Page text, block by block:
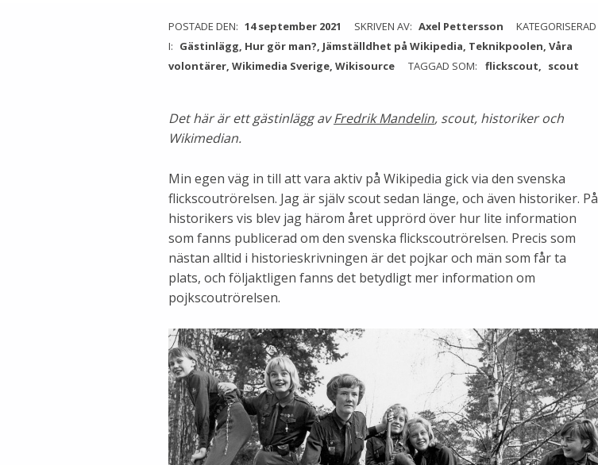
POSTADE DEN: 14 september 2021 SKRIVEN AV: Axel Pettersson
KATEGORISERAD
I: Gästinlägg, Hur gör man?, Jämställdhet på Wikipedia, Teknikpoolen, Våra
volontärer, Wikimedia Sverige, Wikisource TAGGAD SOM: flickscout scout
Det här är ett gästinlägg avFredrik Mandelin, scout, historiker och
Wikimedian.
Min egen väg in till att vara aktiv på Wikipedia gick via den svenska
flickscoutrörelsen. Jag är själv scout sedan länge, och även historiker. På
historikers vis blev jag härom året upprörd över hur lite information
som fanns publicerad om den svenska flickscoutrörelsen. Precis som
nästan alltid i historieskrivningen är det pojkar och män som får ta
plats, och följaktligen fanns det betydligt mer information om
pojkscoutrörelsen.